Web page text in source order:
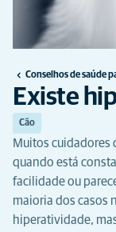
Conselhos de saúde
Existe
Cão
Muitos cuidadores
quando está
facilidade ou
maioria dos casos
hiperatividade,